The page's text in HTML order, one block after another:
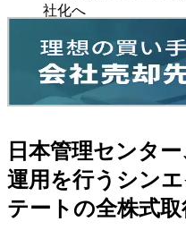
社化へ
日本管理センタ
運用を行うシン
テートの全株式